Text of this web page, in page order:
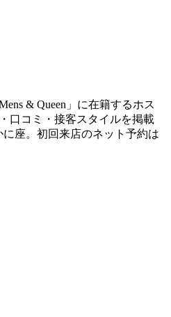
& Queen」に在籍するホス
口コミ・接客スタイルを掲載
座。初回来店のネット予約は